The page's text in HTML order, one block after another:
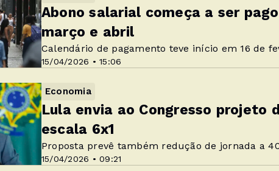
15/04/2026 • 15:06
Abono salarial começa a ser
março e abril
Calendário de pagamento teve início em 16 de
Economia
15/04/2026 • 09:21
Lula envia ao Congresso projeto
escala 6x1
Proposta prevê também redução de jornada a